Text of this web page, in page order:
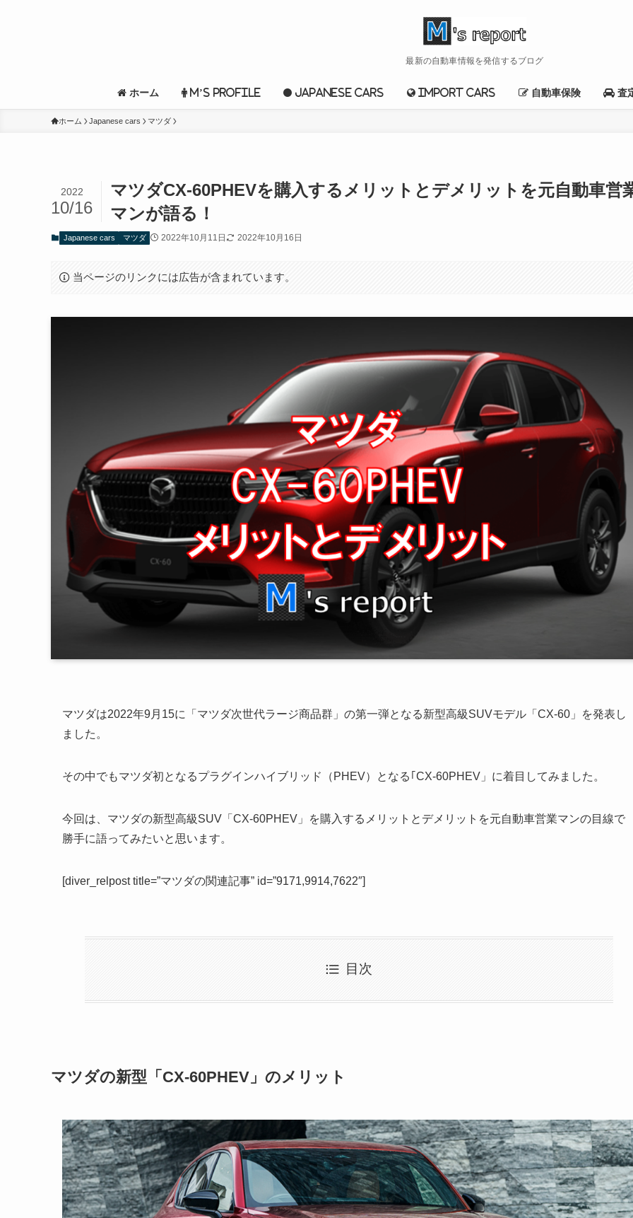
最新の自動車情報を発信するブログ
ホーム M’s profile Japanese cars import cars 自動車保険 査
ホーム Japanese cars マツダ
マツダCX-60PHEVを購入するメリットとデメリットを元自動車営
マンが語る！
2022
10/16
Japanese cars マツダ 2022年10月11日 2022年10月16日
当ページのリンクには広告が含まれています。
マツダは2022年9月15に「マツダ次世代ラージ商品群」の第一弾となる新型高級SUVモデル「CX-60」を発表し
ました。
その中でもマツダ初となるプラグインハイブリッド（PHEV）となる｢CX-60PHEV」に着目してみました。
今回は、マツダの新型高級SUV「CX-60PHEV」を購入するメリットとデメリットを元自動車営業マンの目線で
勝手に語ってみたいと思います。
[diver_relpost title=”マツダの関連記事” id=”9171,9914,7622″]
目次
マツダの新型「CX-60PHEV」のメリット